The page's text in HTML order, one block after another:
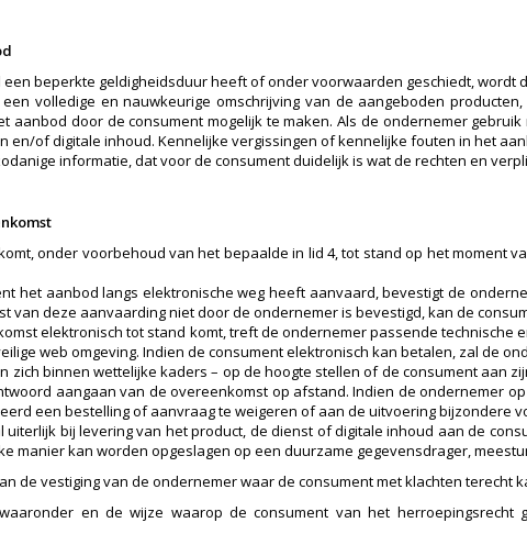
beperkte geldigheidsduur heeft of onder voorwaarden geschiedt, wordt
volledige en nauwkeurige omschrijving van de aangeboden
aanbod door de consument mogelijk te maken. Als de ondernemer
en/of digitale inhoud. Kennelijke vergissingen of kennelijke fouten in het
informatie, dat voor de consument duidelijk is wat de rechten en
onder voorbehoud van het bepaalde in lid 4, tot stand op het
het aanbod langs elektronische weg heeft aanvaard, bevestigt de
van deze aanvaarding niet door de ondernemer is bevestigd, kan de
elektronisch tot stand komt, treft de ondernemer passende
web omgeving. Indien de consument elektronisch kan betalen, zal de
zich binnen wettelijke kaders – op de hoogte stellen of de consument aan
aangaan van de overeenkomst op afstand. Indien de ondernemer
een bestelling of aanvraag te weigeren of aan de uitvoering bijzondere
uiterlijk bij levering van het product, de dienst of digitale inhoud aan de
manier kan worden opgeslagen op een duurzame gegevensdrager,
de vestiging van de ondernemer waar de consument met klachten terecht
en de wijze waarop de consument van het